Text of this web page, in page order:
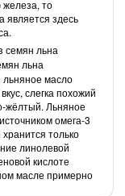
железа, то
является здесь
семян льна
льна
масло
слегка похожий
жёлтый. Льняное
омега-3
только
линолевой
кислоте
масле примерно